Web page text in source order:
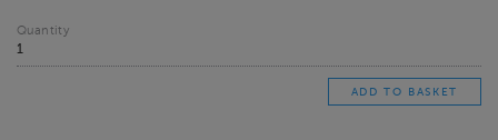
Quantity